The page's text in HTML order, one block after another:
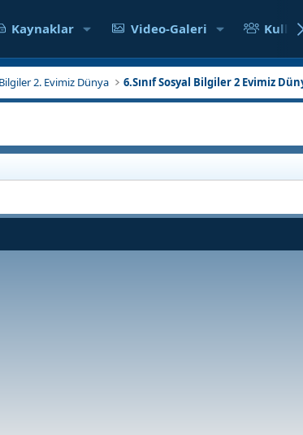
Kaynaklar Video-Galeri
Bilgiler 2. Evimiz Dünya 6.Sınıf Sosyal Bilgiler 2 Evimiz